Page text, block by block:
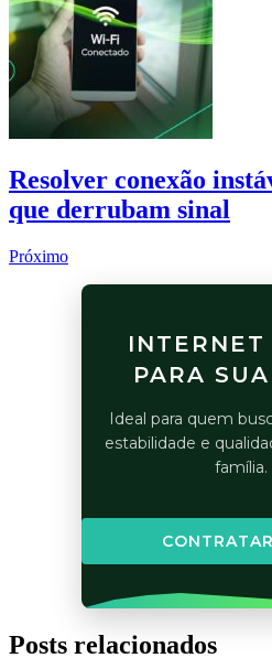
Resolver conexão
que derrubam sinal
Próximo
PARA
Ideal para quem
estabilidade e
família.
Posts relacionados